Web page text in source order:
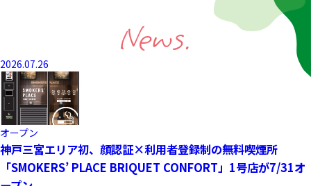
News.
2026.07.26
オープン
神戸三宮エリア初、顔認証×利用者登録制の無料喫煙所
「SMOKERS’ PLACE BRIQUET CONFORT」1号店が7/31オ